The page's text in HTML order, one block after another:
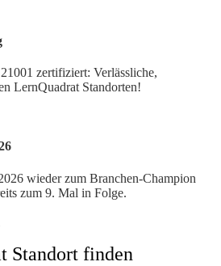
zertifiziert: Verlässliche,
LernQuadrat Standorten!
wieder zum Branchen-Champion
zum 9. Mal in Folge.
Standort finden